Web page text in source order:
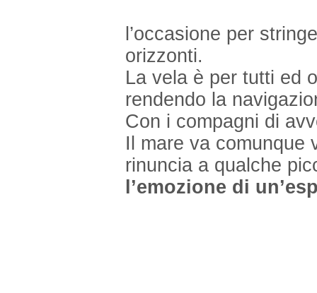
l’occasione per
orizzonti.
La vela è per tutti ed
rendendo la
Con i compagni di
Il mare va comunque
rinuncia a qualche
l’emozione di